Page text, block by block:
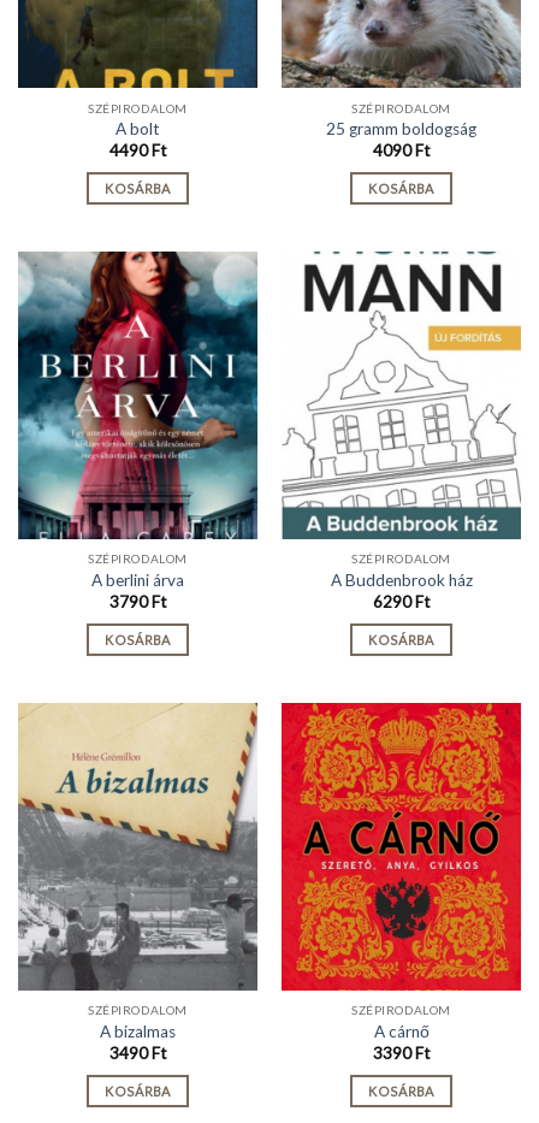
SZÉPIRODALOM
A bolt
4490Ft
KOSÁRBA
SZÉPIRODALOM
25 gramm boldogság
4090Ft
KOSÁRBA
SZÉPIRODALOM
A berlini árva
3790Ft
KOSÁRBA
SZÉPIRODALOM
A Buddenbrook ház
6290Ft
KOSÁRBA
SZÉPIRODALOM
A bizalmas
3490Ft
KOSÁRBA
SZÉPIRODALOM
A cárnő
3390Ft
KOSÁRBA